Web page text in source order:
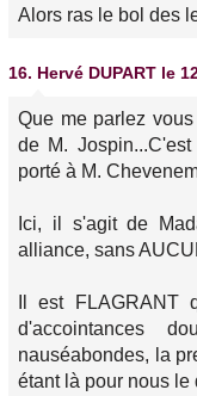
Alors ras le bol des
16. Hervé DUPART le
Que me parlez
de M.
porté à M.
Ici, il s'agit de
alliance, sans
Il est
d'accointances
nauséabondes, la
étant là pour nous le